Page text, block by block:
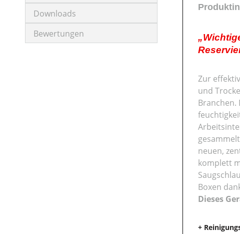
Downloads
Bewertungen
Zur
und
Branchen.
neuen,
komplett
Boxen
Dieses
+